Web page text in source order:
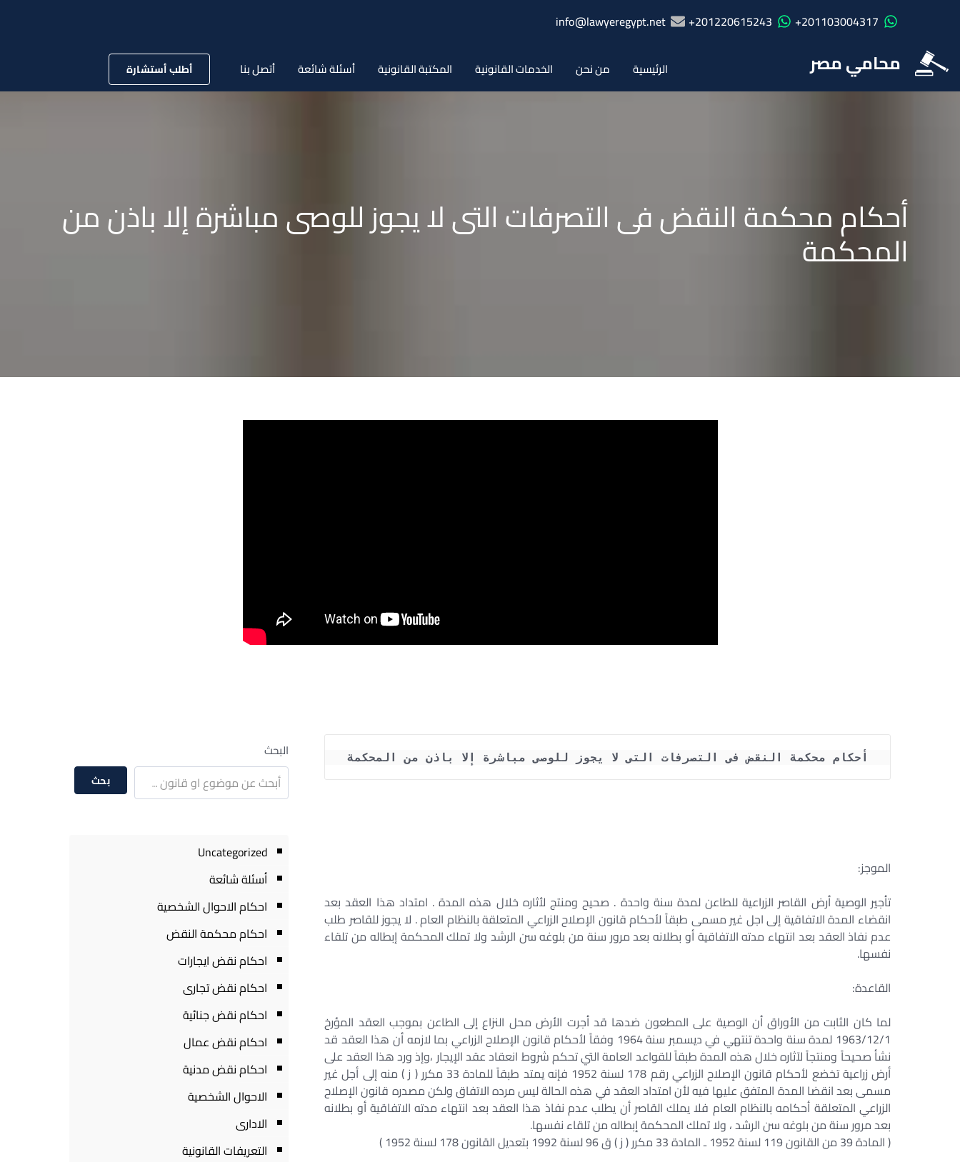
201103004317+
201220615243+
info@lawyeregypt.net
محامي مصر الرئيسية من نحن الخدمات القانونية المكتبة القانونية أسئلة شائعة أتصل بنا أطلب أستشارة
أحكام محكمة النقض فى التصرفات التى لا يجوز للوصى مباشرة إلا باذن من
المحكمة
أحكام محكمة النقض فى التصرفات التى لا يجوز للوصى مباشرة إلا باذن من المحكمة
الموجز:
تأجير الوصية أرض القاصر الزراعية للطاعن لمدة سنة واحدة . صحيح ومنتج لأثاره خلال هذه المدة . امتداد هذا العقد بعد
انقضاء المدة الاتفاقية إلى اجل غير مسمى طبقاً لأحكام قانون الإصلاح الزراعي المتعلقة بالنظام العام . لا يجوز للقاصر طلب
عدم نفاذ العقد بعد انتهاء مدته الاتفاقية أو بطلانه بعد مرور سنة من بلوغه سن الرشد ولا تملك المحكمة إبطاله من تلقاء
نفسها.
القاعدة:
لما كان الثابت من الأوراق أن الوصية على المطعون ضدها قد أجرت الأرض محل النزاع إلى الطاعن بموجب العقد المؤرخ
1963/12/1 لمدة سنة واحدة تنتهي في ديسمبر سنة 1964 وفقاً لأحكام قانون الإصلاح الزراعي بما لازمه أن هذا العقد قد
نشأ صحيحاً ومنتجاً لآثاره خلال هذه المدة طبقاً للقواعد العامة التي تحكم شروط انعقاد عقد الإيجار ،وإذ ورد هذا العقد على
أرض زراعية تخضع لأحكام قانون الإصلاح الزراعي رقم 178 لسنة 1952 فإنه يمتد طبقاً للمادة 33 مكرر ( ز ) منه إلى أجل غير
مسمى بعد انقضا المدة المتفق عليها فيه لأن امتداد العقد في هذه الحالة ليس مرده الاتفاق ولكن مصدره قانون الإصلاح
الزراعي المتعلقة أحكامه بالنظام العام فلا يملك القاصر أن يطلب عدم نفاذ هذا العقد بعد انتهاء مدته الاتفاقية أو بطلانه
بعد مرور سنة من بلوغه سن الرشد ، ولا تملك المحكمة إبطاله من تلقاء نفسها.
( المادة 39 من القانون 119 لسنة 1952 ـ المادة 33 مكرر ( ز ) ق 96 لسنة 1992 بتعديل القانون 178 لسنة 1952 )
البحث
بحث
Uncategorized
أسئلة شائعة
احكام الاحوال الشخصية
احكام محكمة النقض
احكام نقض ايجارات
احكام نقض تجارى
احكام نقض جنائية
احكام نقض عمال
احكام نقض مدنية
الاحوال الشخصية
الادارى
التعريفات القانونية